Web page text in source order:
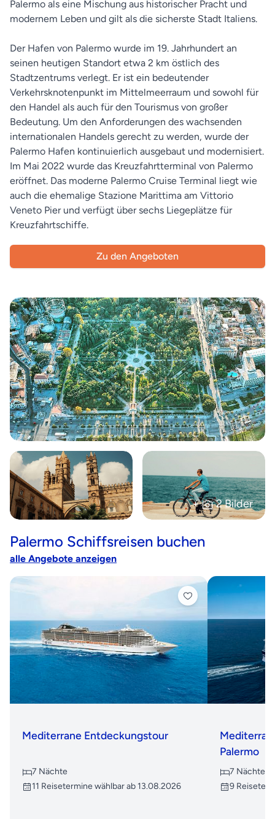
Palermo als eine Mischung aus historischer Pracht und
modernem Leben und gilt als die sicherste Stadt Italiens.
Der Hafen von Palermo wurde im 19. Jahrhundert an
seinen heutigen Standort etwa 2 km östlich des
Stadtzentrums verlegt. Er ist ein bedeutender
Verkehrsknotenpunkt im Mittelmeerraum und sowohl für
den Handel als auch für den Tourismus von großer
Bedeutung. Um den Anforderungen des wachsenden
internationalen Handels gerecht zu werden, wurde der
Palermo Hafen kontinuierlich ausgebaut und modernisiert.
Im Mai 2022 wurde das Kreuzfahrtterminal von Palermo
eröffnet. Das moderne Palermo Cruise Terminal liegt wie
auch die ehemalige Stazione Marittima am Vittorio
Veneto Pier und verfügt über sechs Liegeplätze für
Kreuzfahrtschiffe.
Zu den Angeboten
+ 2 Bilder
Palermo Schiffsreisen buchen
alle Angebote anzeigen
Mediterrane Entdeckungstour
7 Nächte
11 Reisetermine wählbar ab 13.08.2026
Palermo
7 Nächte
9